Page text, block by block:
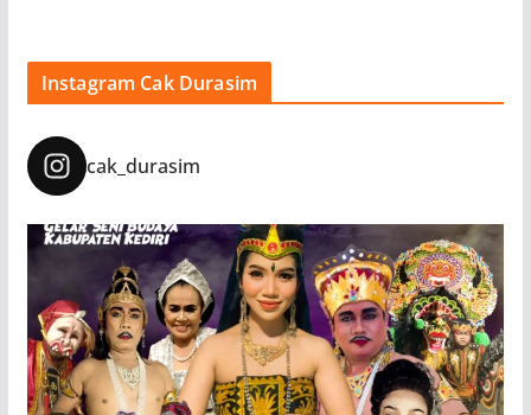
Instagram Cak Durasim
cak_durasim